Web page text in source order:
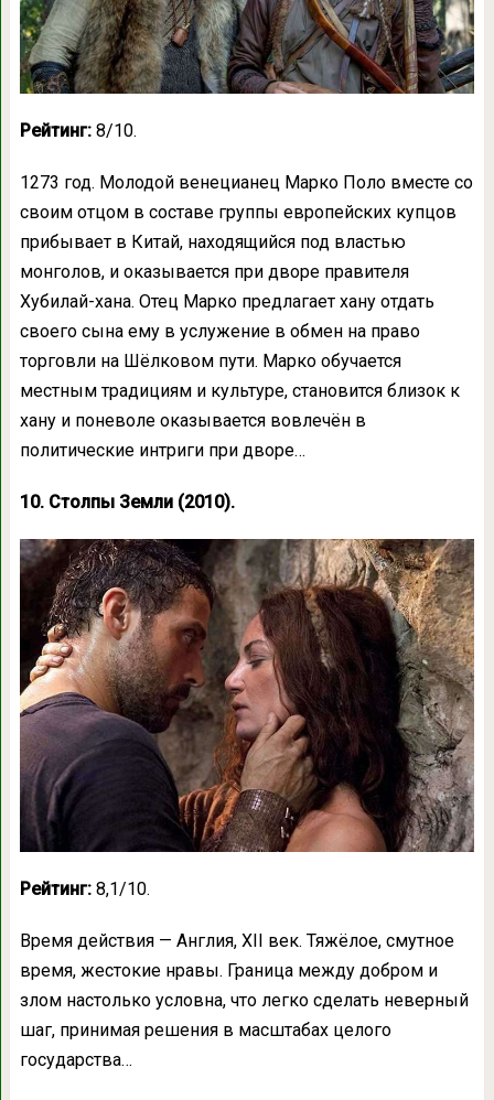
Рейтинг:8/10.
1273 год. Молодой венецианец Марко Поло вместе со
своим отцом в составе группы европейских купцов
прибывает в Китай, находящийся под властью
монголов, и оказывается при дворе правителя
Хубилай-хана. Отец Марко предлагает хану отдать
своего сына ему в услужение в обмен на право
торговли на Шёлковом пути. Марко обучается
местным традициям и культуре, становится близок к
хану и поневоле оказывается вовлечён в
политические интриги при дворе…
10. Столпы Земли (2010).
Рейтинг: 8,1/10.
Время действия — Англия, XII век. Тяжёлое, смутное
время, жестокие нравы. Граница между добром и
злом настолько условна, что легко сделать неверный
шаг, принимая решения в масштабах целого
государства…